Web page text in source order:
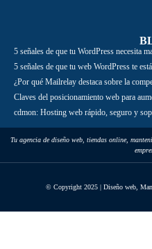
5 señales de que tu WordPress necesita
5 señales de que tu web WordPress te
¿Por qué Mailrelay destaca sobre la
Claves del posicionamiento web para
cdmon: Hosting web rápido, seguro y
Tu agencia de diseño web, tiendas online,
© Copyright 2025 | Diseño web,